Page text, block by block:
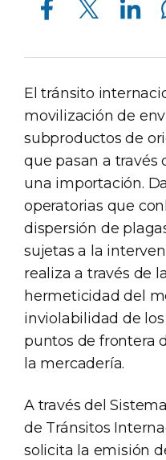
El tránsito
movilización de
subproductos de
que pasan a través
una importación.
operatorias que
dispersión de
sujetas a la
realiza a través de
hermeticidad del
inviolabilidad de
puntos de frontera
la mercadería.
A través del
de Tránsitos
solicita la emisión